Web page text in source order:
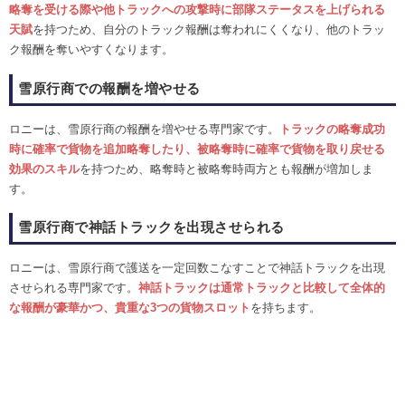
略奪を受ける際や他トラックへの攻撃時に部隊ステータスを上げられる
天賦を持つため、自分のトラック報酬は奪われにくくなり、他のトラッ
ク報酬を奪いやすくなります。
雪原行商での報酬を増やせる
ロニーは、雪原行商の報酬を増やせる専門家です。
トラックの略奪成功
時に確率で貨物を追加略奪したり、被略奪時に確率で貨物を取り戻せる
効果のスキルを持つため、略奪時と被略奪時両方とも報酬が増加しま
す。
雪原行商で神話トラックを出現させられる
ロニーは、雪原行商で護送を一定回数こなすことで神話トラックを出現
させられる専門家です。 神話トラックは通常トラックと比較して全体的
な報酬が豪華かつ、貴重な3つの貨物スロット を持ちます。